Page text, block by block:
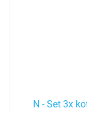
N - Set 3x